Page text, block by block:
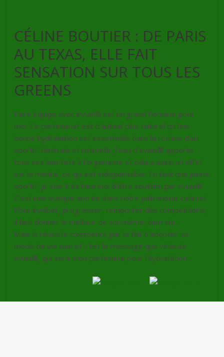
CÉLINE BOUTIER : DE PARIS
AU TEXAS, ELLE FAIT
SENSATION SUR TOUS LES
GREENS
Faire équipe avec evian® est un grand honneur pour
moi. Ce partenariat est d’autant plus naturel qu’une
bonne hydratation est essentielle dans la routine d’un
sportif. Minérale et naturelle, l’eau d’evian® apporte
tous ses bienfaits à l’organisme et cela a aussi un effet
sur le mental, ce qui est indispensable. En tant que jeune
sportif, je suis très heureux d’être soutenu par evian®.
C’est une marque ancrée dans notre patrimoine culturel.
Pour évoluer, progresser, remporter des compétitions,
il faut donner le meilleur de soi-même, bien sûr.
Mais la réussite commence par le fait d’adopter un
mode de vie sain et c’est le message que véhicule
evian®, qui sera mon partenaire pour l’hydratation.